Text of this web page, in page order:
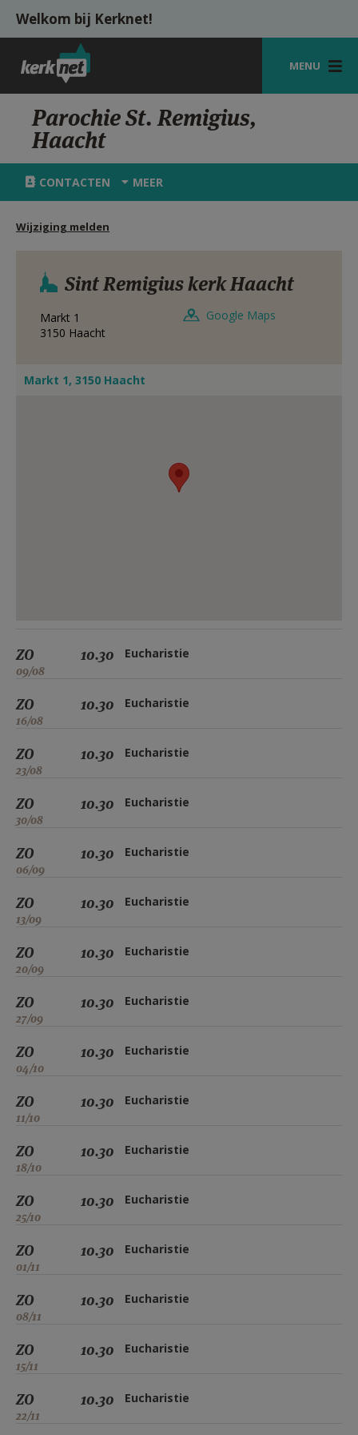
Overslaan en naar de inhoud gaan
Welkom bij Kerknet!
MENU
STARTPAGINA
KERK
VIERINGEN
HULP
MIJN PAROCHIE
AANMELDEN OF REGISTREREN
Parochie St. Remigius,
Haacht
CONTACTEN MEER
Wijziging melden
Sint Remigius kerk Haacht
Markt 1
3150 Haacht
Google Maps
Markt 1, 3150 Haacht
ZO
09/08
10.30 Eucharistie
ZO
16/08
10.30 Eucharistie
ZO
23/08
10.30 Eucharistie
ZO
30/08
10.30 Eucharistie
ZO
06/09
10.30 Eucharistie
ZO
13/09
10.30 Eucharistie
ZO
20/09
10.30 Eucharistie
ZO
27/09
10.30 Eucharistie
ZO
04/10
10.30 Eucharistie
ZO
11/10
10.30 Eucharistie
ZO
18/10
10.30 Eucharistie
ZO
25/10
10.30 Eucharistie
ZO
01/11
10.30 Eucharistie
ZO
08/11
10.30 Eucharistie
ZO
15/11
10.30 Eucharistie
ZO
22/11
10.30 Eucharistie